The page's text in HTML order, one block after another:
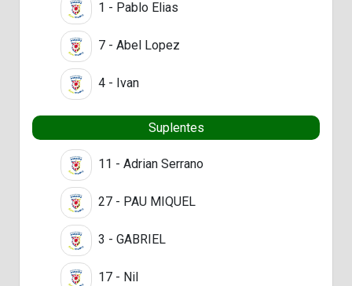
1 - Pablo Elias
7 - Abel Lopez
4 - Ivan
Suplentes
11 - Adrian Serrano
27 - PAU MIQUEL
3 - GABRIEL
17 - Nil